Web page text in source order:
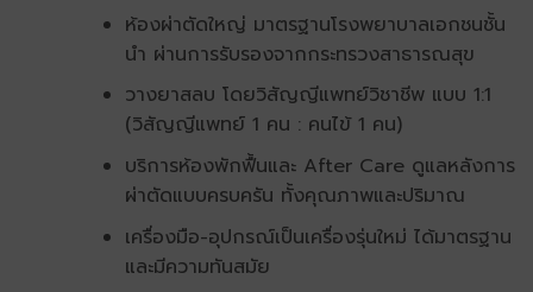
ห้องผ่าตัดใหญ่ มาตรฐานโรงพยาบาลเอกชนชั้น
นำ ผ่านการรับรองจากกระทรวงสาธารณสุข
วางยาสลบ โดยวิสัญญีแพทย์วิชาชีพ แบบ 1:1
(วิสัญญีแพทย์ 1 คน : คนไข้ 1 คน)
บริการห้องพักฟื้นและ After Care ดูแลหลังการ
ผ่าตัดแบบครบครัน ทั้งคุณภาพและปริมาณ
เครื่องมือ-อุปกรณ์เป็นเครื่องรุ่นใหม่ ได้มาตรฐาน
และมีความทันสมัย